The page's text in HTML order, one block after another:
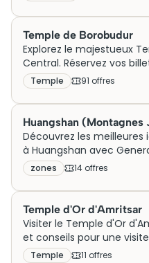
Temple de Borobudur
Explorez le majestueux
Central. Réservez vos
planifiez votre visite dès
Temple 91 offres
Huangshan (Montagnes
Découvrez les meilleures
à Huangshan avec
panoramas mythiques,
traditionnels, profitez de
famille, en couple ou le
Trouvez l’inspiration pour
Montagnes Jaunes et
au cœur de l’un des plus
zones 14 offres
Temple d'Or d'Amritsar
Visiter le Temple d'Or
et conseils pour une
enrichissante en Inde à
Temple 11 offres